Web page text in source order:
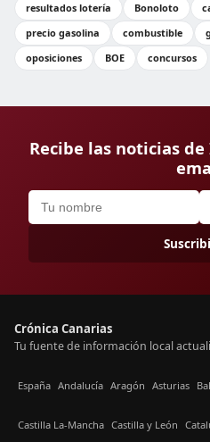
resultados lotería
Bonoloto
precio gasolina
combustible
oposiciones
BOE concursos
Recibe las noticias
Crónica Canarias
Tu fuente de información local
España Andalucía Aragón Asturias
Castilla La-Mancha Castilla y León